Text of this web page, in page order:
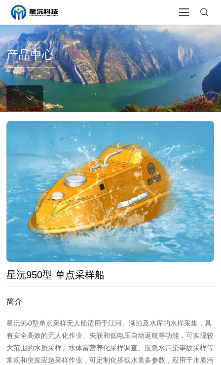
PRODUCT
产品中心
星沅950型 单点采样船
简介
星沅950型单点采样无人船适用于江河、湖泊及水库的水样采集，具
有安全高效的无人化作业、失联和低电压自动返航等功能，可实现较
大范围的水质采样、水体富营养化采样调查、应急水污染事故采样等
常规和突发应急采样作业，可定制化搭载水质多参数，应用于水质污